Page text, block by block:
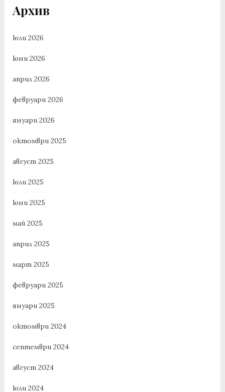
Архив
юли 2026
юни 2026
април 2026
февруари 2026
януари 2026
октомври 2025
август 2025
юли 2025
юни 2025
май 2025
април 2025
март 2025
февруари 2025
януари 2025
октомври 2024
септември 2024
август 2024
юли 2024